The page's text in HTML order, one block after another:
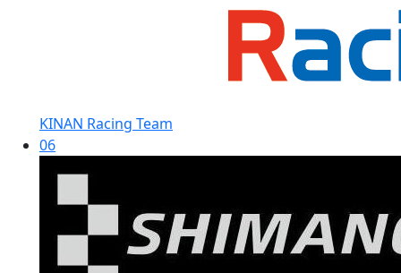
KINAN Racing Team
06